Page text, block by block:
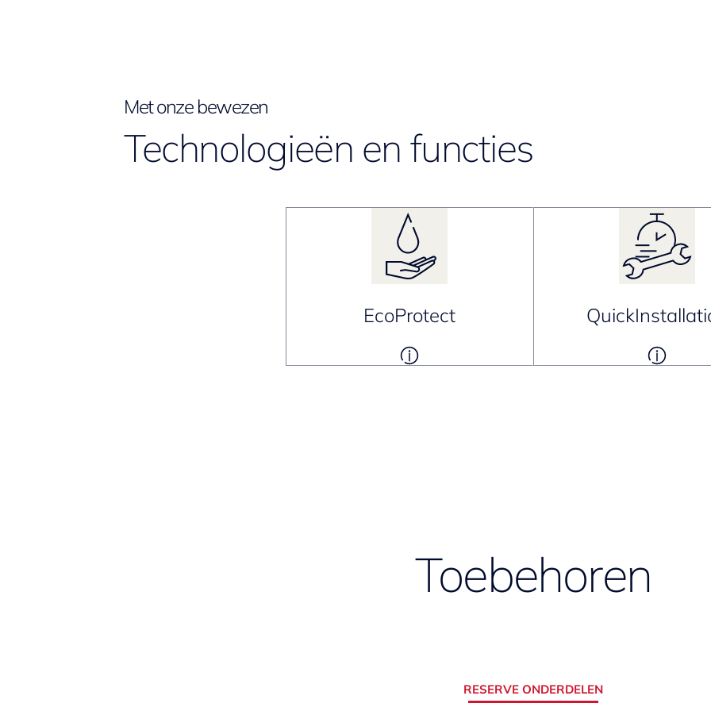
Met onze bewezen
Technologieën en functies
EcoProtect
Toebehoren
RESERVE ONDERDELEN